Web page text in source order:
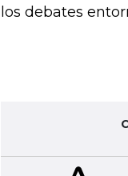
los debates